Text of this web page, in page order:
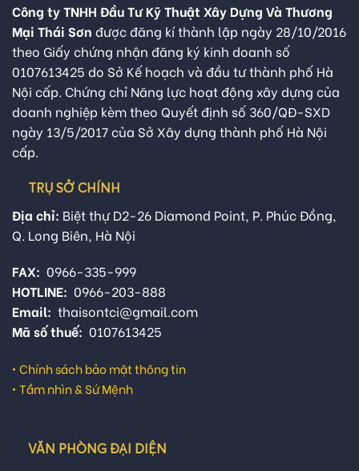
Công ty TNHH Đầu Tư Kỹ Thuật Xây Dựng Và Thương
Mại Thái Sơn được đăng kí thành lập ngày 28/10/2016
theo Giấy chứng nhận đăng ký kinh doanh số
0107613425 do Sở Kế hoạch và đầu tư thành phố Hà
Nội cấp. Chứng chỉ Năng lực hoạt động xây dựng của
doanh nghiệp kèm theo Quyết định số 360/QĐ-SXD
ngày 13/5/2017 của Sở Xây dựng thành phố Hà Nội
cấp.
TRỤ SỞ CHÍNH
Địa chỉ: Biệt thự D2-26 Diamond Point, P. Phúc Đồng,
Q. Long Biên, Hà Nội
FAX: 0966-335-999
HOTLINE: 0966-203-888
Email: thaisontci@gmail.com
Mã số thuế: 0107613425
• Chính sách bảo mật thông tin
• Tầm nhìn & Sứ Mệnh
VĂN PHÒNG ĐẠI DIỆN